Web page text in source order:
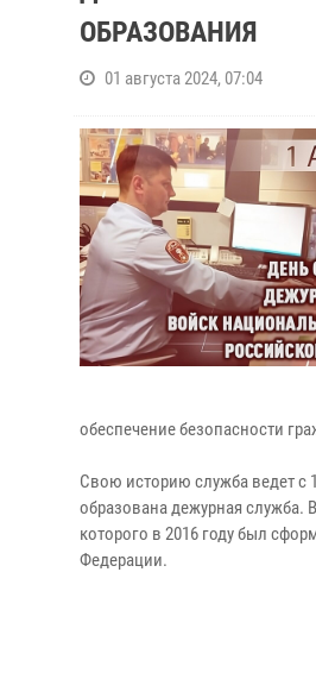
ОБРАЗОВАНИЯ
01 августа 2024, 07:04
обеспечение безопасности
Свою историю служба ведет с
образована дежурная служба.
которого в 2016 году был
Федерации.